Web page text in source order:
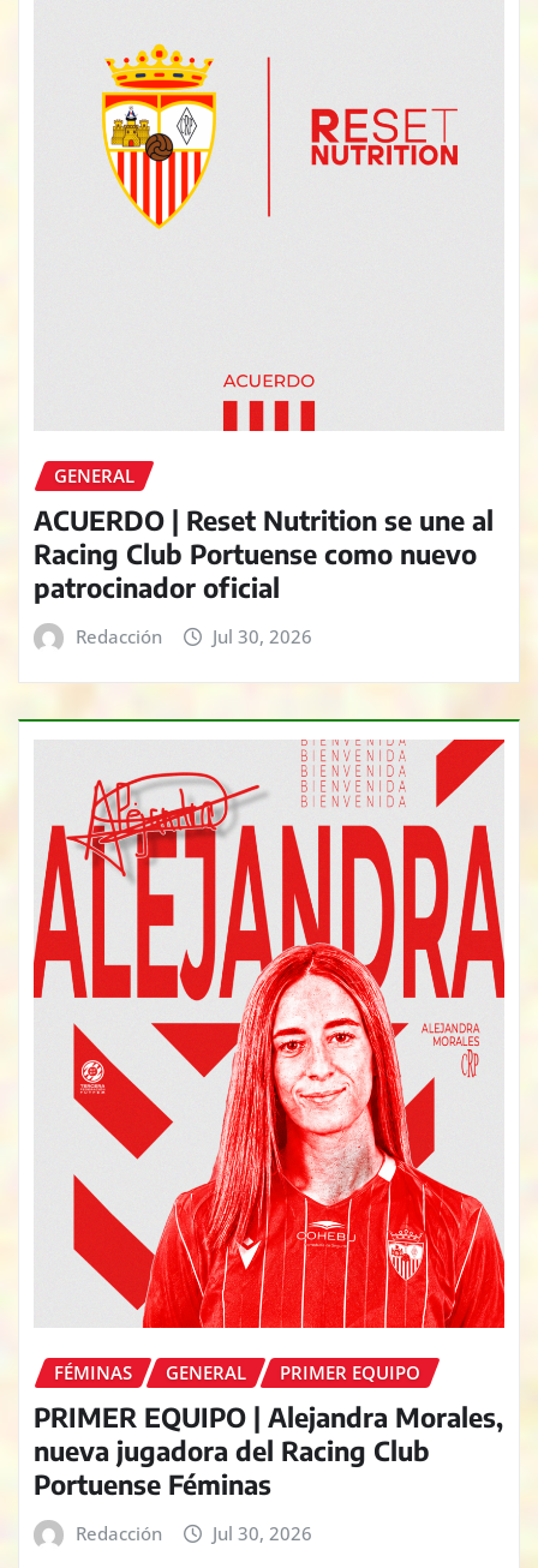
GENERAL
ACUERDO | Reset Nutrition se une al
Racing Club Portuense como nuevo
patrocinador oficial
Redacción Jul 30, 2026
FÉMINAS GENERAL PRIMER EQUIPO
PRIMER EQUIPO | Alejandra Morales,
nueva jugadora del Racing Club
Portuense Féminas
Redacción Jul 30, 2026